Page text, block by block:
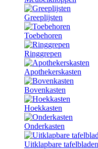
Greeplijsten
Toebehoren
Ringgrepen
Apothekerskasten
Bovenkasten
Hoekkasten
Onderkasten
Uitklapbare tafelbladen